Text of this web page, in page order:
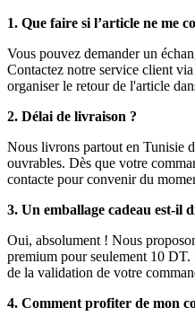
1. Que faire si l’article ne me
Vous pouvez demander un
Contactez notre service client
organiser le retour de l'article
2. Délai de livraison ?
Nous livrons partout en Tunisie
ouvrables. Dès que votre
contacte pour convenir du
3. Un emballage cadeau est-il
Oui, absolument ! Nous
premium pour seulement 10
de la validation de votre
4. Comment profiter de mon